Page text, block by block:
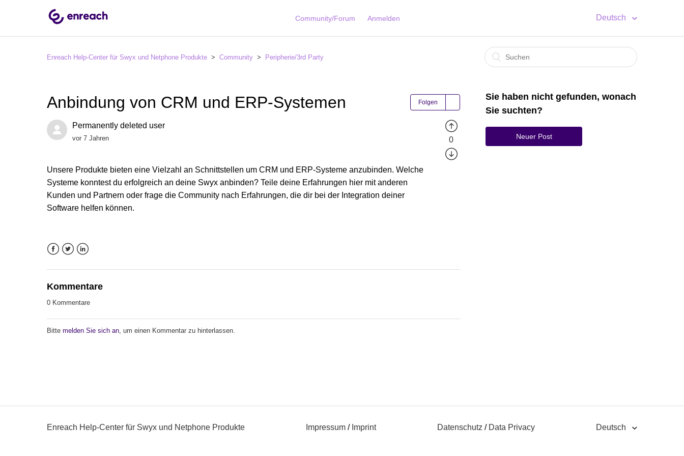
Community/Forum Anmelden Deutsch
Enreach Help-Center für Swyx und Netphone Produkte Community Peripherie/3rd Party
Anbindung von CRM und ERP-Systemen Folgen
Permanently deleted user
vor 7 Jahren
Unsere Produkte bieten eine Vielzahl an Schnittstellen um CRM und ERP-Systeme anzubinden. Welche
Systeme konntest du erfolgreich an deine Swyx anbinden? Teile deine Erfahrungen hier mit anderen
Kunden und Partnern oder frage die Community nach Erfahrungen, die dir bei der Integration deiner
Software helfen können.
0
Kommentare
0 Kommentare
Bitte melden Sie sich an, um einen Kommentar zu hinterlassen.
Sie haben nicht gefunden, wonach
Sie suchten?
Neuer Post
Enreach Help-Center für Swyx und Netphone Produkte Impressum / Imprint Datenschutz / Data Privacy Deutsch